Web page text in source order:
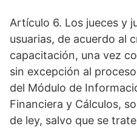
Artículo 6. Los jueces y
usuarias, de acuerdo al
capacitación, una vez
sin excepción al
del Módulo de
Financiera y Cálculos,
de ley, salvo que se